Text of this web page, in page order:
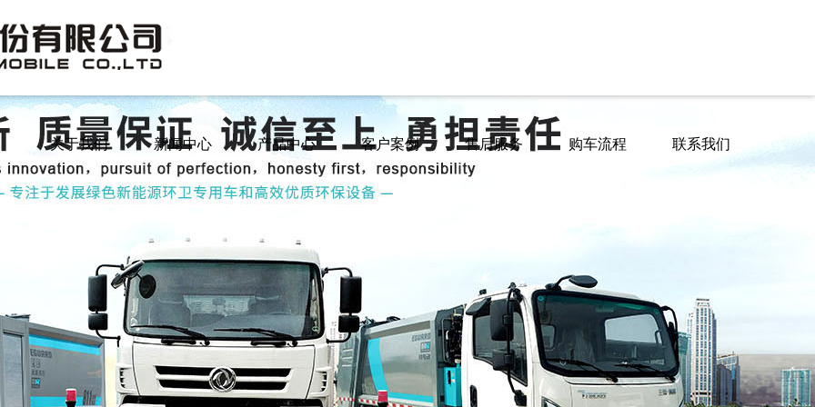
关于我们 新闻中心 产品中心 客户案例 售后服务 购车流程 联系我们